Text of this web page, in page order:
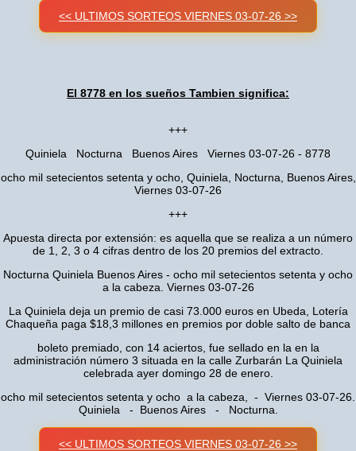
<< ULTIMOS SORTEOS VIERNES 03-07-26 >>
El 8778 en los sueños Tambien significa:
+++
Quiniela Nocturna Buenos Aires Viernes 03-07-26 - 8778
ocho mil setecientos setenta y ocho, Quiniela, Nocturna, Buenos Aires,
Viernes 03-07-26
+++
Apuesta directa por extensión: es aquella que se realiza a un número
de 1, 2, 3 o 4 cifras dentro de los 20 premios del extracto.
Nocturna Quiniela Buenos Aires - ocho mil setecientos setenta y ocho
a la cabeza. Viernes 03-07-26
La Quiniela deja un premio de casi 73.000 euros en Ubeda, Lotería
Chaqueña paga $18,3 millones en premios por doble salto de banca
boleto premiado, con 14 aciertos, fue sellado en la en la
administración número 3 situada en la calle Zurbarán La Quiniela
celebrada ayer domingo 28 de enero.
ocho mil setecientos setenta y ocho a la cabeza, - Viernes 03-07-26.
Quiniela - Buenos Aires - Nocturna.
<< ULTIMOS SORTEOS VIERNES 03-07-26 >>